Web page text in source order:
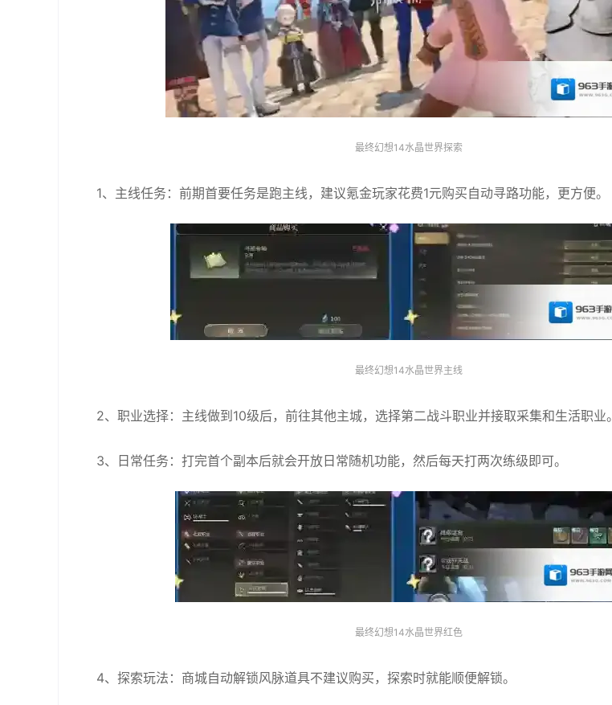
最终幻想14水晶世界探索
1、主线任务：前期首要任务是跑主线，建议氪金玩家花费1元购买自动寻路功能，更方便。
最终幻想14水晶世界主线
2、职业选择：主线做到10级后，前往其他主城，选择第二战斗职业并接取采集和生活职业。
3、日常任务：打完首个副本后就会开放日常随机功能，然后每天打两次练级即可。
最终幻想14水晶世界红色
4、探索玩法：商城自动解锁风脉道具不建议购买，探索时就能顺便解锁。